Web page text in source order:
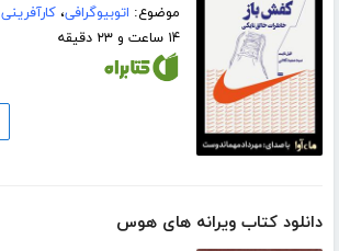
موضوع: اتوبیوگرافی،کارآفرینی
۱۴ ساعت و ۲۳ دقیقه
دانلود کتاب ویرانه های هوس